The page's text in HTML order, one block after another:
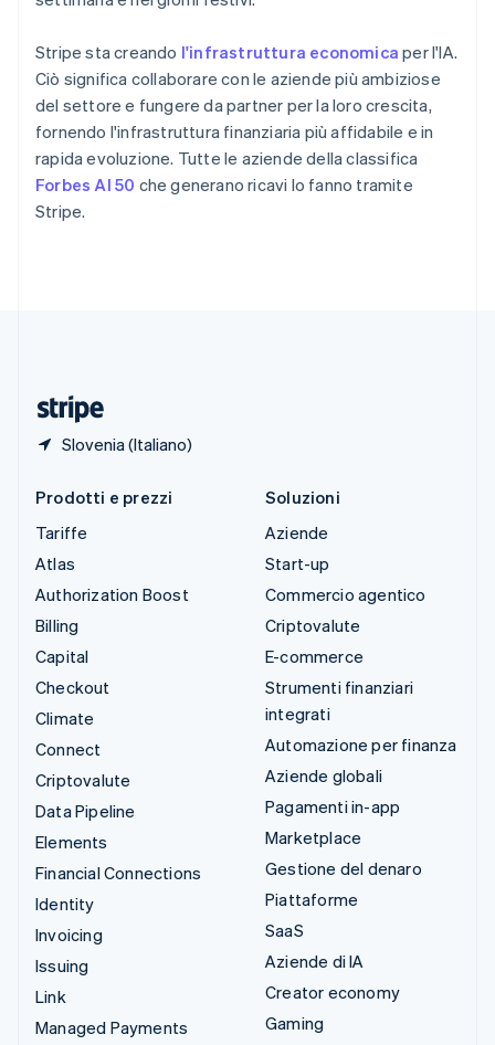
Stripe sta creando l'infrastruttura economica per l'IA.
Ciò significa collaborare con le aziende più ambiziose
del settore e fungere da partner per la loro crescita,
fornendo l'infrastruttura finanziaria più affidabile e in
rapida evoluzione. Tutte le aziende della classifica
Forbes AI 50 che generano ricavi lo fanno tramite
Stripe.
Slovenia (Italiano)
Slovacchia
English
Slovenia
EnglishItaliano
Spagna
EspañolEnglish
Stati Uniti
English
Prodotti e prezzi
Tariffe
Atlas
Authorization Boost
Billing
Capital
Checkout
Climate
Connect
Criptovalute
Data Pipeline
Elements
Financial Connections
Identity
Invoicing
Issuing
Link
Managed Payments
Soluzioni
Aziende
Start-up
Commercio agentico
Criptovalute
E-commerce
Strumenti finanziari
integrati
Automazione per finanza
Aziende globali
Pagamenti in-app
Marketplace
Gestione del denaro
Piattaforme
SaaS
Aziende di IA
Creator economy
Gaming